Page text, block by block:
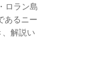
ロラン島
あるニー
、解説い